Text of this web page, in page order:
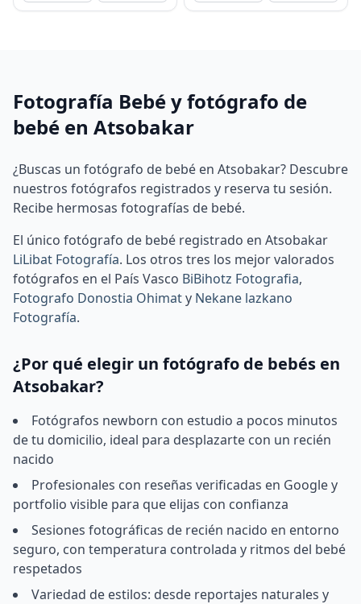
Fotografía Bebé y fotógrafo de
bebé en Atsobakar
¿Buscas un fotógrafo de bebé en Atsobakar? Descubre
nuestros fotógrafos registrados y reserva tu sesión.
Recibe hermosas fotografías de bebé.
El único fotógrafo de bebé registrado en Atsobakar
LiLibat Fotografía. Los otros tres los mejor valorados
fotógrafos en el País Vasco BiBihotz Fotografia,
Fotografo Donostia Ohimaty Nekane lazkano
Fotografía.
¿Por qué elegir un fotógrafo de bebés en
Atsobakar?
Fotógrafos newborn con estudio a pocos minutos
de tu domicilio, ideal para desplazarte con un recién
nacido
Profesionales con reseñas verificadas en Google y
portfolio visible para que elijas con confianza
Sesiones fotográficas de recién nacido en entorno
seguro, con temperatura controlada y ritmos del bebé
respetados
Variedad de estilos: desde reportajes naturales y